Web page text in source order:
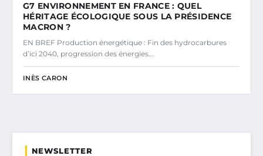
G7 ENVIRONNEMENT EN FRANCE : QUEL
HÉRITAGE ÉCOLOGIQUE SOUS LA PRÉSIDENCE
MACRON ?
EN BREF Production énergétique : Fin des hydrocarbures
d’ici 2040, progression des énergies…
INÈS CARON
NEWSLETTER